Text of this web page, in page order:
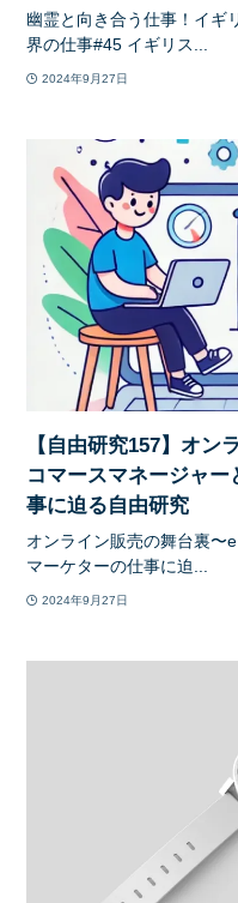
幽霊と向き合う仕事！イギ
界の仕事#45 イギリス...
2024年9月27日
【自由研究157】オン
コマースマネージャ
事に迫る自由研究
オンライン販売の舞台裏〜
マーケターの仕事に迫...
2024年9月27日